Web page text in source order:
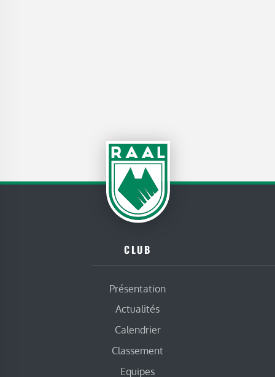
CLUB
Présentation
Actualités
Calendrier
Classement
Equipes